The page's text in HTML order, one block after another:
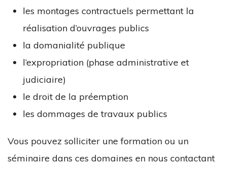
les montages contractuels permettant la
réalisation d’ouvrages publics
la domanialité publique
l’expropriation (phase administrative et
judiciaire)
le droit de la préemption
les dommages de travaux publics
Vous pouvez solliciter une formation ou un
séminaire dans ces domaines en nous contactant